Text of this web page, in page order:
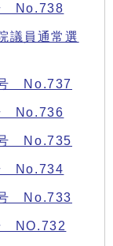
No.738
議員通常選
No.737
No.736
No.735
No.734
No.733
NO.732